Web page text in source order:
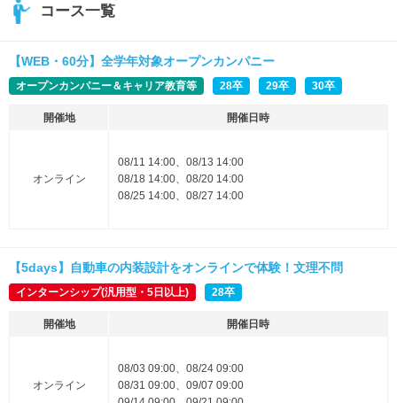
コース一覧
【WEB・60分】全学年対象オープンカンパニー
オープンカンパニー＆キャリア教育等 28卒 29卒 30卒
開催地 開催日時
オンライン
08/11 14:00、08/13 14:00
08/18 14:00、08/20 14:00
08/25 14:00、08/27 14:00
【5days】自動車の内装設計をオンラインで体験！文理不問
インターンシップ(汎用型・5日以上) 28卒
開催地 開催日時
オンライン
08/03 09:00、08/24 09:00
08/31 09:00、09/07 09:00